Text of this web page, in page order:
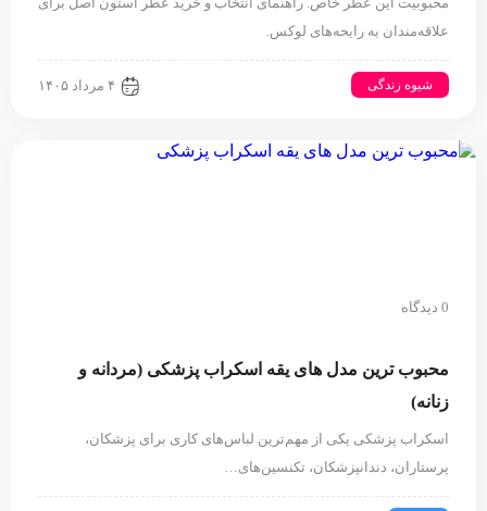
علاقه‌مندان به رایحه‌های لوکس.
شیوه زندگی ۴ مرداد ۱۴۰۵
0 دیدگاه
محبوب ترین مدل های یقه اسکراب پزشکی (مردانه و
زنانه)
اسکراب پزشکی یکی از مهم‌ترین لباس‌های کاری برای پزشکان،
پرستاران، دندانپزشکان، تکنسین‌های…